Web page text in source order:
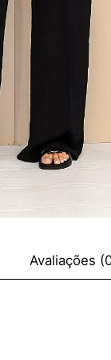
Avaliações